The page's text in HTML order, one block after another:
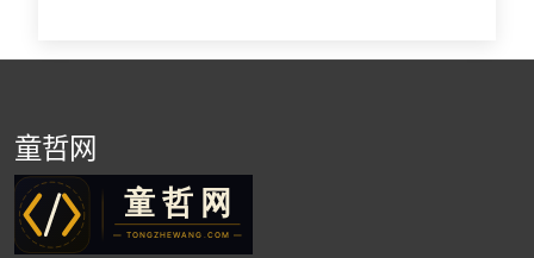
童哲网